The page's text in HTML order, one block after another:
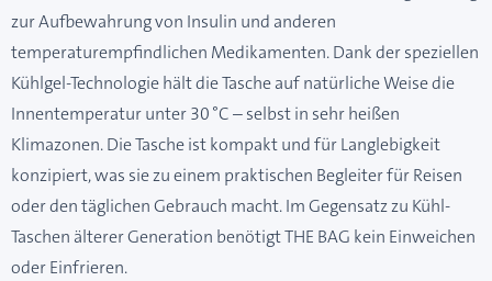
zur Aufbewahrung von Insulin und anderen
temperaturempfindlichen Medikamenten. Dank der speziellen
Kühlgel-Technologie hält die Tasche auf natürliche Weise die
Innentemperatur unter 30 °C – selbst in sehr heißen
Klimazonen. Die Tasche ist kompakt und für Langlebigkeit
konzipiert, was sie zu einem praktischen Begleiter für Reisen
oder den täglichen Gebrauch macht. Im Gegensatz zu Kühl-
Taschen älterer Generation benötigt THE BAG kein Einweichen
oder Einfrieren.